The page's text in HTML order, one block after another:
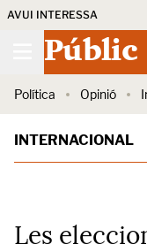
AVUI INTERESSA
Públic
Política Opinió
INTERNACIONAL
Les